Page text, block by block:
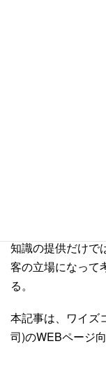
知識の提供だけで
客の立場になって
る。
本記事は、ワイズ
司)のWEBページ